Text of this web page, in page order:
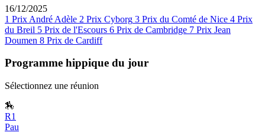
16/12/2025
1 Prix André Adèle 2 Prix Cyborg 3 Prix du Comté de Nice 4 Prix
du Breil 5 Prix de l'Escours 6 Prix de Cambridge 7 Prix Jean
Doumen 8 Prix de Cardiff
Programme hippique du jour
Sélectionnez une réunion
🏇
R1
Pau